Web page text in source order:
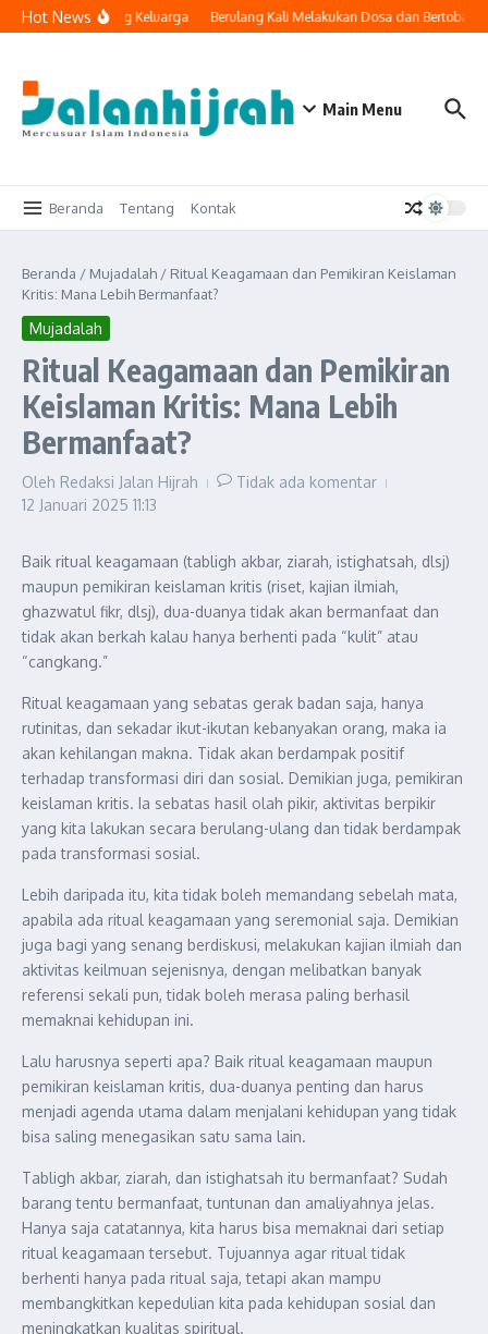
Lewati ke konten
Hot News
Masuk ke Ruang Keluarga Berulang Kali Melakukan Dosa dan Bertobat,
Main Menu
Beranda Tentang Kontak
Beranda / Mujadalah / Ritual Keagamaan dan Pemikiran Keislaman
Kritis: Mana Lebih Bermanfaat?
Mujadalah
Ritual Keagamaan dan Pemikiran
Keislaman Kritis: Mana Lebih
Bermanfaat?
Oleh Redaksi Jalan Hijrah
Tidak ada komentar
12 Januari 2025 11:13
Baik ritual keagamaan (tabligh akbar, ziarah, istighatsah, dlsj)
maupun pemikiran keislaman kritis (riset, kajian ilmiah,
ghazwatul fikr, dlsj), dua-duanya tidak akan bermanfaat dan
tidak akan berkah kalau hanya berhenti pada “kulit” atau
“cangkang.”
Ritual keagamaan yang sebatas gerak badan saja, hanya
rutinitas, dan sekadar ikut-ikutan kebanyakan orang, maka ia
akan kehilangan makna. Tidak akan berdampak positif
terhadap transformasi diri dan sosial. Demikian juga, pemikiran
keislaman kritis. Ia sebatas hasil olah pikir, aktivitas berpikir
yang kita lakukan secara berulang-ulang dan tidak berdampak
pada transformasi sosial.
Lebih daripada itu, kita tidak boleh memandang sebelah mata,
apabila ada ritual keagamaan yang seremonial saja. Demikian
juga bagi yang senang berdiskusi, melakukan kajian ilmiah dan
aktivitas keilmuan sejenisnya, dengan melibatkan banyak
referensi sekali pun, tidak boleh merasa paling berhasil
memaknai kehidupan ini.
Lalu harusnya seperti apa? Baik ritual keagamaan maupun
pemikiran keislaman kritis, dua-duanya penting dan harus
menjadi agenda utama dalam menjalani kehidupan yang tidak
bisa saling menegasikan satu sama lain.
Tabligh akbar, ziarah, dan istighatsah itu bermanfaat? Sudah
barang tentu bermanfaat, tuntunan dan amaliyahnya jelas.
Hanya saja catatannya, kita harus bisa memaknai dari setiap
ritual keagamaan tersebut. Tujuannya agar ritual tidak
berhenti hanya pada ritual saja, tetapi akan mampu
membangkitkan kepedulian kita pada kehidupan sosial dan
meningkatkan kualitas spiritual.